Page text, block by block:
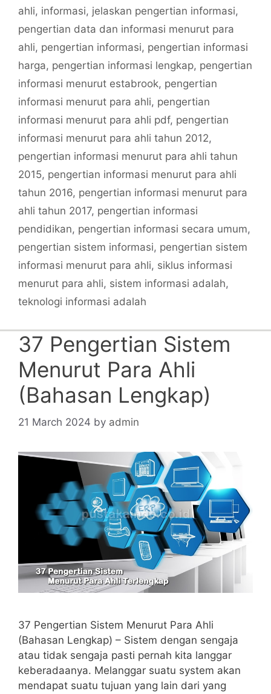
ahli, informasi, jelaskan pengertian informasi,
pengertian data dan informasi menurut para
ahli, pengertian informasi, pengertian informasi
harga, pengertian informasi lengkap, pengertian
informasi menurut estabrook, pengertian
informasi menurut para ahli, pengertian
informasi menurut para ahli pdf, pengertian
informasi menurut para ahli tahun 2012,
pengertian informasi menurut para ahli tahun
2015, pengertian informasi menurut para ahli
tahun 2016, pengertian informasi menurut para
ahli tahun 2017, pengertian informasi
pendidikan, pengertian informasi secara umum,
pengertian sistem informasi, pengertian sistem
informasi menurut para ahli, siklus informasi
menurut para ahli, sistem informasi adalah,
teknologi informasi adalah
37 Pengertian Sistem
Menurut Para Ahli
(Bahasan Lengkap)
21 March 2024 by admin
37 Pengertian Sistem Menurut Para Ahli
(Bahasan Lengkap) – Sistem dengan sengaja
atau tidak sengaja pasti pernah kita langgar
keberadaanya. Melanggar suatu system akan
mendapat suatu tujuan yang lain dari yang